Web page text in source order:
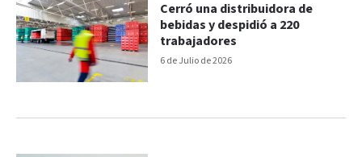
6 de Julio de 2026
Cerró una distribuidora de
bebidas y despidió a 220
trabajadores